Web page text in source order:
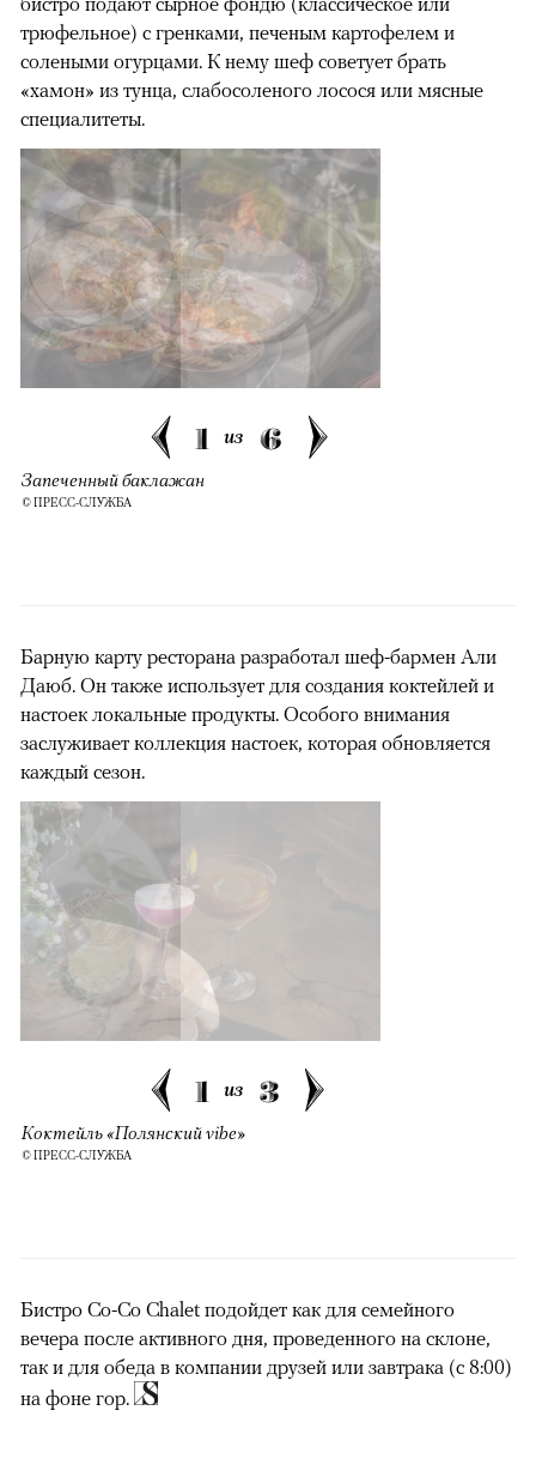
трюфельное) с гренками, печеным картофелем и
солеными огурцами. К нему шеф советует брать
«хамон» из тунца, слабосоленого лосося или мясные
специалитеты.
1 из 6
Запеченный баклажан
© ПРЕСС-СЛУЖБА
Барную карту ресторана разработал шеф-бармен Али
Даюб. Он также использует для создания коктейлей и
настоек локальные продукты. Особого внимания
заслуживает коллекция настоек, которая обновляется
каждый сезон.
1 из 3
Коктейль «Полянский vibe»
© ПРЕСС-СЛУЖБА
Бистро Co-Co Chalet подойдет как для семейного
вечера после активного дня, проведенного на склоне,
так и для обеда в компании друзей или завтрака (с 8:00)
на фоне гор.